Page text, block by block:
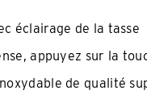
éclairage de la tasse
appuyez sur la
de qualité